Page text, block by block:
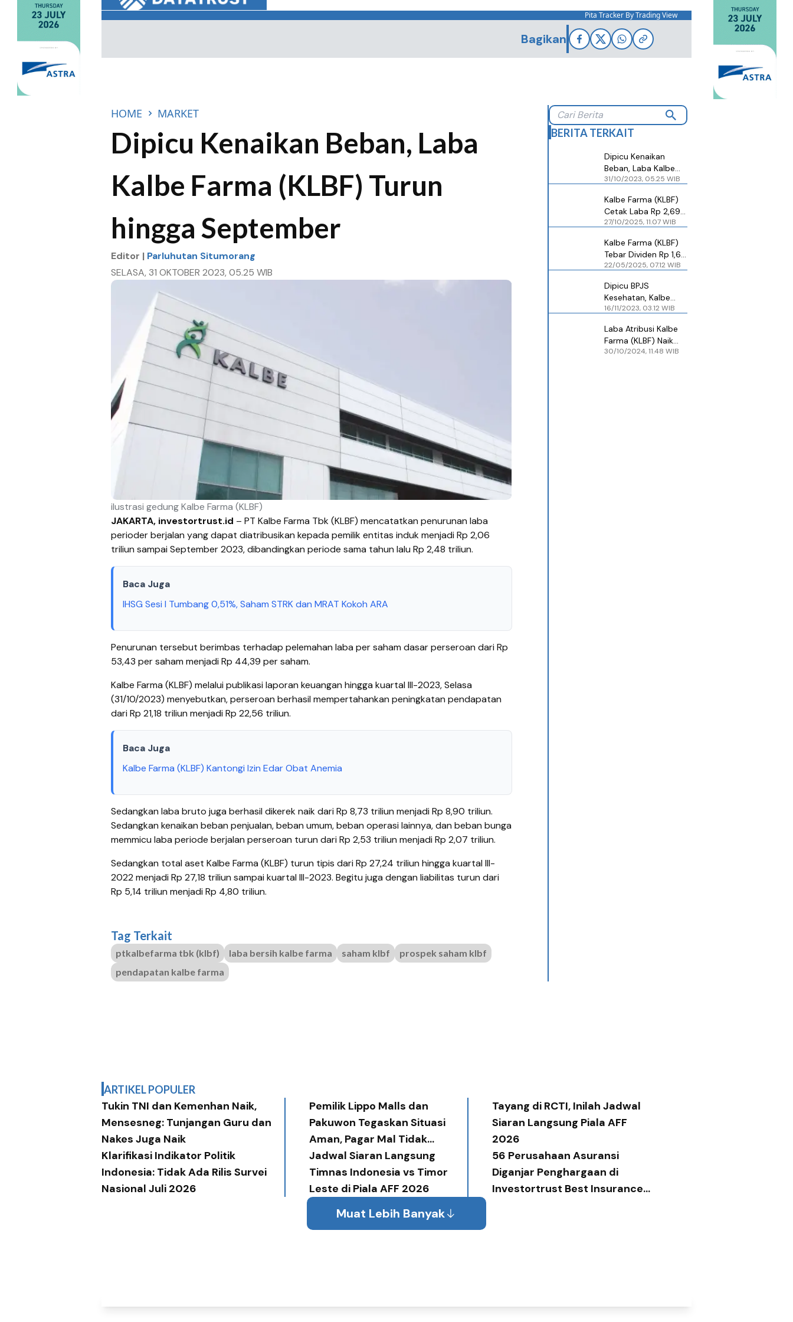
Pita Tracker By Trading View
Bagikan
HOME MARKET
Dipicu Kenaikan Beban, Laba
Kalbe Farma (KLBF) Turun
hingga September
Editor | Parluhutan Situmorang
SELASA, 31 OKTOBER 2023, 05.25 WIB
ilustrasi gedung Kalbe Farma (KLBF)
JAKARTA, investortrust.id – PT Kalbe Farma Tbk (KLBF) mencatatkan penurunan laba
perioder berjalan yang dapat diatribusikan kepada pemilik entitas induk menjadi Rp 2,06
triliun sampai September 2023, dibandingkan periode sama tahun lalu Rp 2,48 triliun.
Baca Juga
IHSG Sesi I Tumbang 0,51%, Saham STRK dan MRAT Kokoh ARA
Penurunan tersebut berimbas terhadap pelemahan laba per saham dasar perseroan dari Rp
53,43 per saham menjadi Rp 44,39 per saham.
Kalbe Farma (KLBF) melalui publikasi laporan keuangan hingga kuartal III-2023, Selasa
(31/10/2023) menyebutkan, perseroan berhasil mempertahankan peningkatan pendapatan
dari Rp 21,18 triliun menjadi Rp 22,56 triliun.
Baca Juga
Kalbe Farma (KLBF) Kantongi Izin Edar Obat Anemia
Sedangkan laba bruto juga berhasil dikerek naik dari Rp 8,73 triliun menjadi Rp 8,90 triliun.
Sedangkan kenaikan beban penjualan, beban umum, beban operasi lainnya, dan beban bunga
memmicu laba periode berjalan perseroan turun dari Rp 2,53 triliun menjadi Rp 2,07 triliun.
Sedangkan total aset Kalbe Farma (KLBF) turun tipis dari Rp 27,24 triliun hingga kuartal III-
2022 menjadi Rp 27,18 triliun sampai kuartal III-2023. Begitu juga dengan liabilitas turun dari
Rp 5,14 triliun menjadi Rp 4,80 triliun.
Tag Terkait
ptkalbefarma tbk (klbf) laba bersih kalbe farma saham klbf
prospek saham klbf
pendapatan kalbe farma
BERITA TERKAIT
Dipicu Kenaikan
Beban, Laba Kalbe
Farma (KLBF) Turun
31/10/2023, 05.25 WIB
Kalbe Farma (KLBF)
Cetak Laba Rp 2,69
Triliun hingga
Tumbuh Dua Digit
27/10/2025, 11.07 WIB
Kalbe Farma (KLBF)
Tebar Dividen Rp 1,68
Triliun hingga
22/05/2025, 07.12 WIB
Dipicu BPJS
Kesehatan, Kalbe
Farma (KLBF)
Berat
16/11/2023, 03.12 WIB
Laba Atribusi Kalbe
Farma (KLBF) Naik
15,2% hingga Kuartal
30/10/2024, 11.48 WIB
ARTIKEL POPULER
Tukin TNI dan Kemenhan Naik,
Mensesneg: Tunjangan Guru dan
Nakes Juga Naik
Pemilik Lippo Malls dan
Pakuwon Tegaskan Situasi
Aman, Pagar Mal Tidak
Diperlukan
Tayang di RCTI, Inilah Jadwal
Siaran Langsung Piala AFF
2026
Klarifikasi Indikator Politik
Indonesia: Tidak Ada Rilis Survei
Nasional Juli 2026
Jadwal Siaran Langsung
Timnas Indonesia vs Timor
Leste di Piala AFF 2026
56 Perusahaan Asuransi
Diganjar Penghargaan di
Investortrust Best Insurance
Muat Lebih Banyak